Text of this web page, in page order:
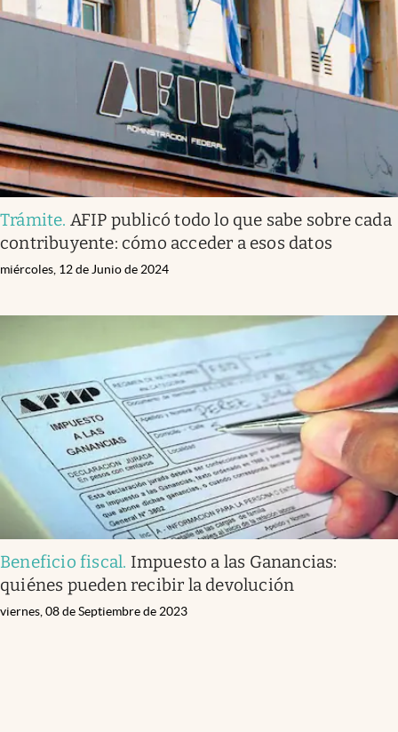
Trámite. AFIP publicó todo lo que sabe sobre cada
contribuyente: cómo acceder a esos datos
miércoles, 12 de Junio de 2024
Beneficio fiscal. Impuesto a las Ganancias:
quiénes pueden recibir la devolución
viernes, 08 de Septiembre de 2023